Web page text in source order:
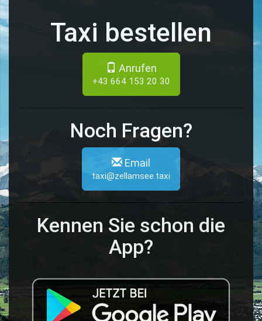
Taxi bestellen
Anrufen
+43 664 153 20 30
Noch Fragen?
Email
taxi@zellamsee.taxi
Kennen Sie schon die
App?